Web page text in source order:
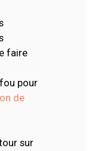
faire
pour
de
sur